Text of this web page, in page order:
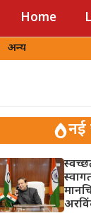
Home
अन्य
नई